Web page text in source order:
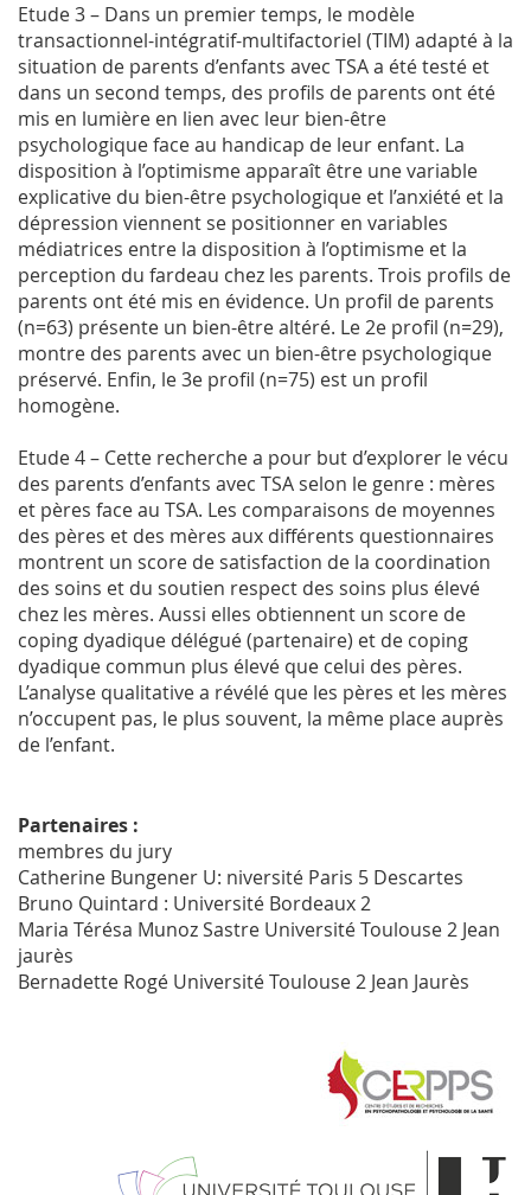
Etude 3 – Dans un premier temps, le modèle
transactionnel-intégratif-multifactoriel (TIM) adapté à la
situation de parents d’enfants avec TSA a été testé et
dans un second temps, des profils de parents ont été
mis en lumière en lien avec leur bien-être
psychologique face au handicap de leur enfant. La
disposition à l’optimisme apparaît être une variable
explicative du bien-être psychologique et l’anxiété et la
dépression viennent se positionner en variables
médiatrices entre la disposition à l’optimisme et la
perception du fardeau chez les parents. Trois profils de
parents ont été mis en évidence. Un profil de parents
(n=63) présente un bien-être altéré. Le 2e profil (n=29),
montre des parents avec un bien-être psychologique
préservé. Enfin, le 3e profil (n=75) est un profil
homogène.
Etude 4 – Cette recherche a pour but d’explorer le vécu
des parents d’enfants avec TSA selon le genre : mères
et pères face au TSA. Les comparaisons de moyennes
des pères et des mères aux différents questionnaires
montrent un score de satisfaction de la coordination
des soins et du soutien respect des soins plus élevé
chez les mères. Aussi elles obtiennent un score de
coping dyadique délégué (partenaire) et de coping
dyadique commun plus élevé que celui des pères.
L’analyse qualitative a révélé que les pères et les mères
n’occupent pas, le plus souvent, la même place auprès
de l’enfant.
Partenaires :
membres du jury
Catherine Bungener U: niversité Paris 5 Descartes
Bruno Quintard : Université Bordeaux 2
Maria Térésa Munoz Sastre Université Toulouse 2 Jean
jaurès
Bernadette Rogé Université Toulouse 2 Jean Jaurès